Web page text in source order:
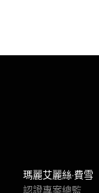
瑪麗艾麗絲·費雪
認證專案總監